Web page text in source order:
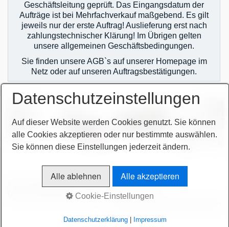
Geschäftsleitung geprüft. Das Eingangsdatum der
Aufträge ist bei Mehrfachverkauf maßgebend. Es gilt
jeweils nur der erste Auftrag! Auslieferung erst nach
zahlungstechnischer Klärung! Im Übrigen gelten
unsere allgemeinen Geschäftsbedingungen.
Sie finden unsere AGB`s auf unserer Homepage im
Netz oder auf unseren Auftragsbestätigungen.
Datenschutzerklärung
intern
Datenschutzeinstellungen
Auf dieser Website werden Cookies genutzt. Sie können
alle Cookies akzeptieren oder nur bestimmte auswählen.
Sie können diese Einstellungen jederzeit ändern.
Alle ablehnen Alle akzeptieren
Cookie-Einstellungen
Datenschutzerklärung Impressum